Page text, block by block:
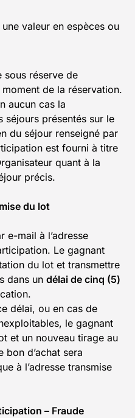
valeur en espèces ou
sous réserve de
de la réservation.
aucun cas la
présentés sur le
du séjour renseigné par
est fourni à titre
quant à la
précis.
du lot
e-mail à l’adresse
Le gagnant
du lot et transmettre
dans un délai de cinq (5)
délai, ou en cas de
le gagnant
et un nouveau tirage au
d’achat sera
à l’adresse transmise
– Fraude